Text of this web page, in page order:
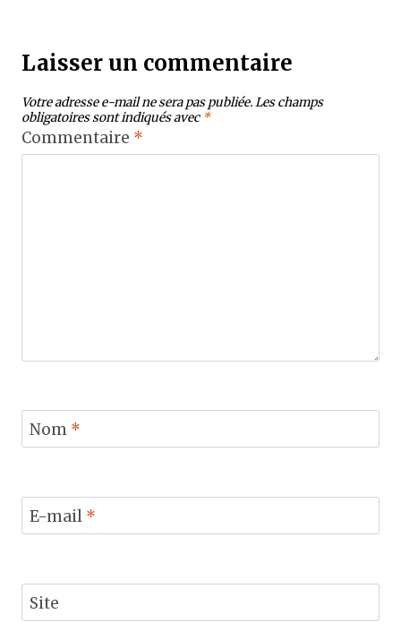
Laisser un commentaire
Votre adresse e-mail ne sera pas publiée.Les champs
obligatoires sont indiqués avec *
Commentaire *
Nom *
E-mail *
Site